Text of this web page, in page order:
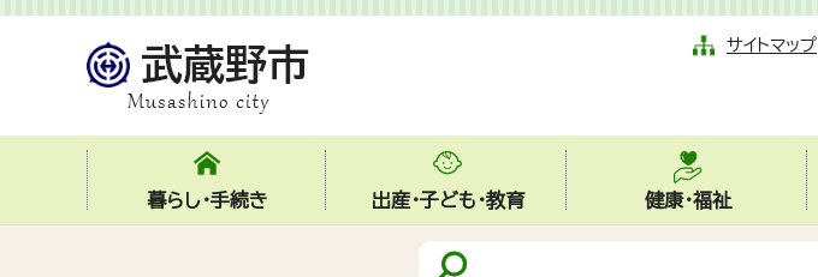
サイトマップ
暮らし・手続き 出産・子ども・教育 健康・福祉